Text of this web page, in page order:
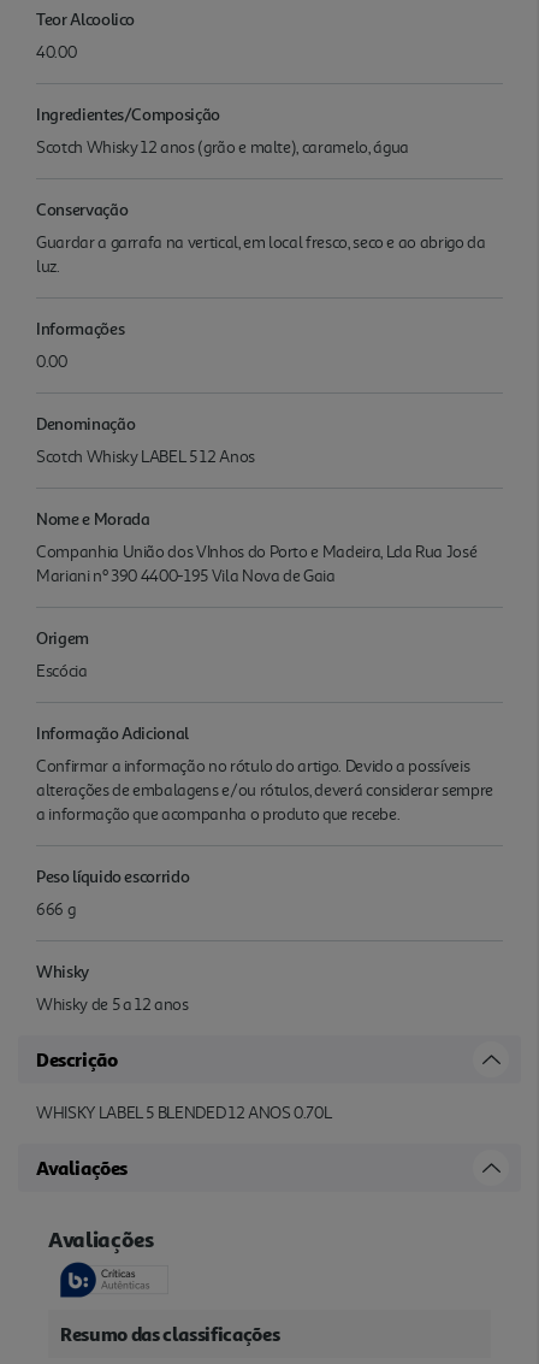
Teor Alcoolico
40.00
Ingredientes/Composição
Scotch Whisky 12 anos (grão e malte), caramelo, água
Conservação
Guardar a garrafa na vertical, em local fresco, seco e ao abrigo da
luz.
Informações
0.00
Denominação
Scotch Whisky LABEL 5 12 Anos
Nome e Morada
Companhia União dos VInhos do Porto e Madeira, Lda Rua José
Mariani nº 390 4400-195 Vila Nova de Gaia
Origem
Escócia
Informação Adicional
Confirmar a informação no rótulo do artigo. Devido a possíveis
alterações de embalagens e/ou rótulos, deverá considerar sempre
a informação que acompanha o produto que recebe.
Peso líquido escorrido
666 g
Whisky
Whisky de 5 a 12 anos
Descrição
WHISKY LABEL 5 BLENDED 12 ANOS 0.70L
Avaliações